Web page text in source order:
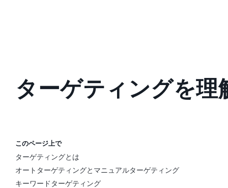
ターゲティングを理
このページ上で
ターゲティングとは
オートターゲティングとマニュアルターゲティング
キーワードターゲティング